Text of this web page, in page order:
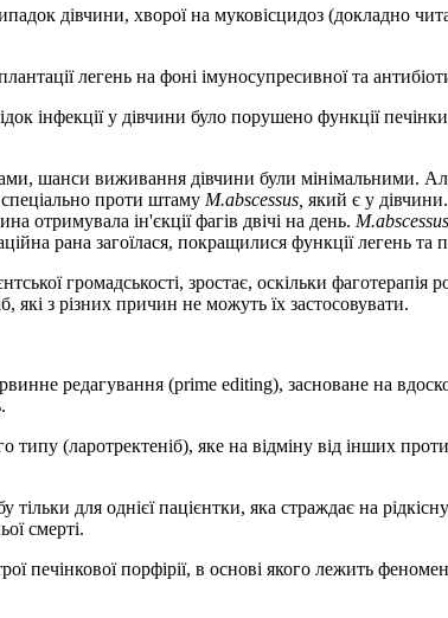
дівчини, хворої на муковісцидоз (докладно
легень на фоні імуносупресивної та
інфекції у дівчини було порушено функції
шанси виживання дівчини були мінімальними.
спеціально проти штаму M.abscessus, який є у
отримувала ін'єкції фагів двічі на день. M.abscessus
рана загоїлася, покращилися функції легень та
громадськості, зростає, оскільки
які з різних причин не можуть їх застосовувати.
редагування (prime editing), засноване на
(ларотректеніб), яке на відміну від інших
для однієї пацієнтки, яка страждає на
смерті.
печінкової порфірії, в основі якого лежить